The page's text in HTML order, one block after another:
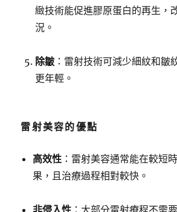
緻技術能促進膠原蛋白的再生，
況。
除皺 ：雷射技術可減少細紋和皺
更年輕。
雷射美容的優點
高效性 ：雷射美容通常能在較短
果，且治療過程相對較快。
非侵入性 ：大部分雷射療程不需